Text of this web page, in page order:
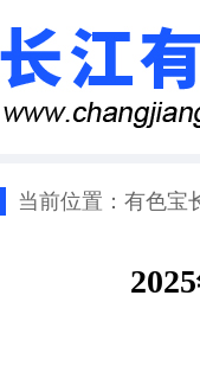
当前位置： 有色宝